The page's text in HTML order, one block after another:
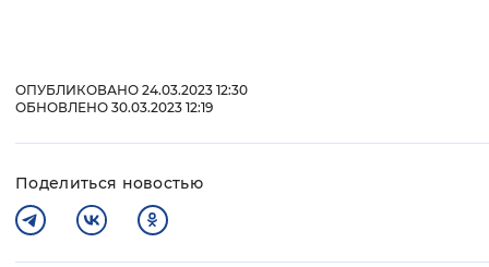
ОПУБЛИКОВАНО 24.03.2023 12:30
ОБНОВЛЕНО 30.03.2023 12:19
Поделиться новостью